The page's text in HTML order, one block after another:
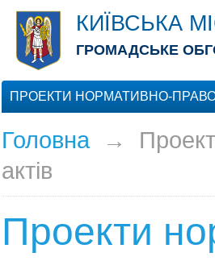
КИЇВСЬКА
ГРОМАДСЬКЕ
ПРОЕКТИ НОРМАТИВНО-
Головна→
актів
Проекти